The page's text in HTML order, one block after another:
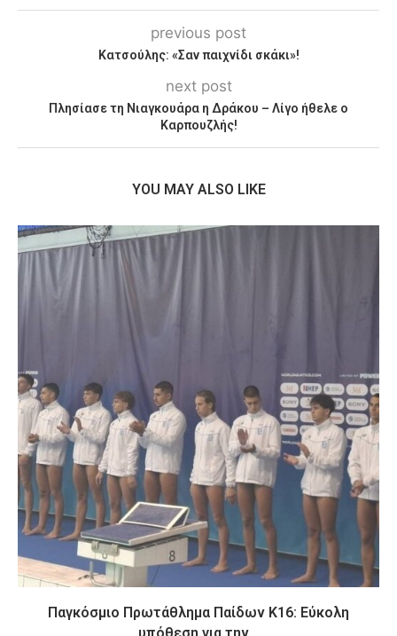
previous post
Κατσούλης: «Σαν παιχνίδι σκάκι»!
next post
Πλησίασε τη Νιαγκουάρα η Δράκου – Λίγο ήθελε ο
Καρπουζλής!
YOU MAY ALSO LIKE
Παγκόσμιο Πρωτάθλημα Παίδων Κ16: Εύκολη
υπόθεση για την...